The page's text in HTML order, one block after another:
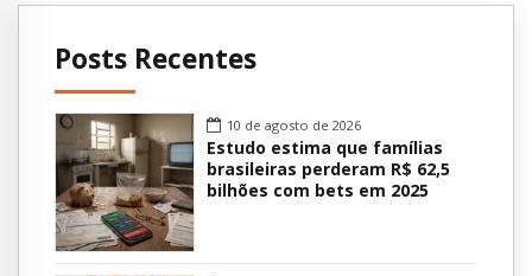
Posts Recentes
10 de agosto de 2026
Estudo estima que famílias
brasileiras perderam R$ 62,5
bilhões com bets em 2025